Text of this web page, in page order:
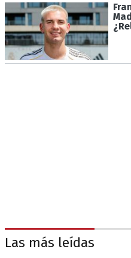
Las más leídas